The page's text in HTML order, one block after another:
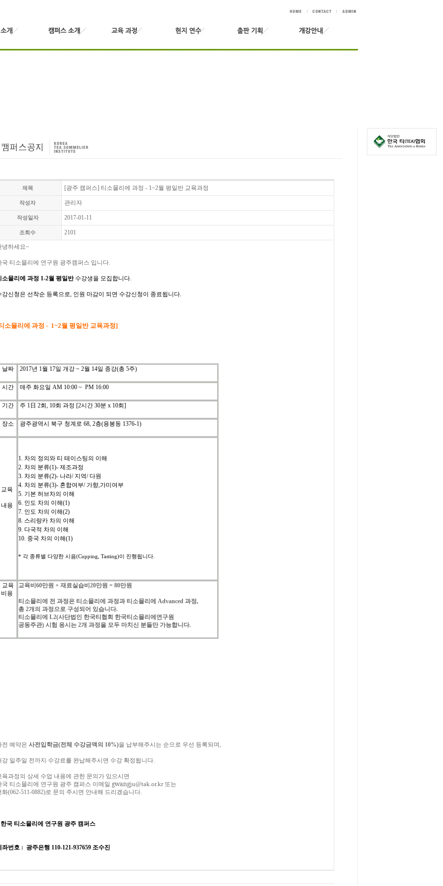
제목 [광주 캠퍼스] 티소믈리에 과정 - 1~2월 평일반 교육과정
작성자 관리자
작성일자 2017-01-11
조회수 2101
녕하세요~
국 티소믈리에 연구원 광주캠퍼스 입니다.
소믈리에 과정 1-2월 평일반 수강생을 모집합니다.
강신청은 선착순 등록으로, 인원 마감이 되면 수강신청이 종료됩니다.
소믈리에 과정 - 1~2월 평일반 교육과정]
날짜 2017년 1월 17일 개강 ~ 2월 14일 종강(총 5주)
시간 매주 화요일 AM 10:00 ~ PM 16:00
기간 주 1日 2회, 10회 과정 [2시간 30분 x 10회]
장소 광주광역시 북구 청계로 68, 2층(용봉동 1376-1)
교육
내용
1. 차의 정의와 티 테이스팅의 이해
2. 차의 분류(1)-제조과정
3. 차의 분류(2)- 나라/ 지역/ 다원
4. 차의 분류(3)- 혼합여부/ 가향,가미여부
5. 기본 허브차의 이해
6. 인도 차의 이해(1)
7. 인도 차의 이해(2)
8. 스리랑카 차의 이해
9. 다국적 차의 이해
10. 중국 차의 이해(1)
* 각 종류별 다양한 시음(Cupping, Tasting)이 진행됩니다.
교육
비용
교육비60만원 +재료실습비20만원 = 80만원
티소믈리에 전 과정은 티소믈리에 과정과 티소믈리에 Advanced과정,
총 2개의 과정으로 구성되어 있습니다.
티소믈리에 L2(사단법인 한국티협회 한국티소믈리에연구원
공동주관)시험 응시는 2개 과정을 모두 마치신 분들만 가능합니다.
전 예약은 사전입학금(전체 수강금액의 10%)을 납부해주시는 순으로 우선 등록되며,
강 일주일 전까지 수강료를 완납해주시면 수강 확정됩니다.
육과정의 상세 수업 내용에 관한 문의가 있으시면
국 티소믈리에 연구원 광주 캠퍼스 이메일 gwangju@tak.or.kr 또는
화(062-511-0882)로 문의 주시면 안내해 드리겠습니다.
한국 티소믈리에 연구원 광주 캠퍼스
좌번호 : 광주은행 110-121-937659 조수진